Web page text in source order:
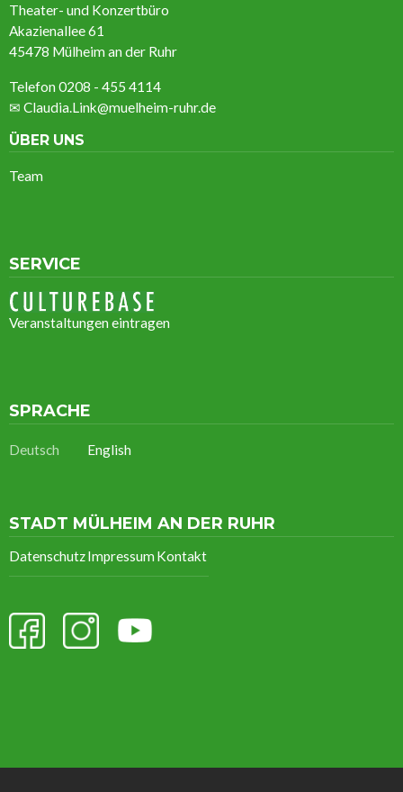
Theater- und Konzertbüro
Akazienallee 61
45478 Mülheim an der Ruhr
Telefon 0208 - 455 4114
✉ Claudia.Link@muelheim-ruhr.de
ÜBER UNS
Team
SERVICE
Veranstaltungen eintragen
SPRACHE
Deutsch English
STADT MÜLHEIM AN DER RUHR
DatenschutzImpressum Kontakt